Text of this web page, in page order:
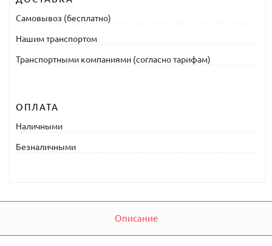
Самовывоз (бесплатно)
Нашим транспортом
Транспортными компаниями (согласно тарифам)
ОПЛАТА
Наличными
Безналичными
Описание